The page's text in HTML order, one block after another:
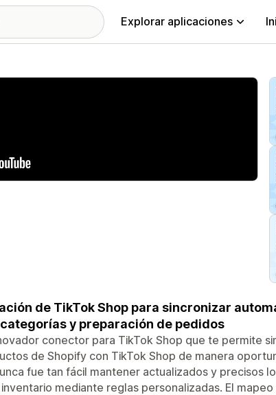
Explorar aplicaciones
de TikTok Shop para sincronizar
y preparación de pedidos
conector para TikTok Shop que te permite
de Shopify con TikTok Shop de manera
fue tan fácil mantener actualizados y precisos
mediante reglas personalizadas. El